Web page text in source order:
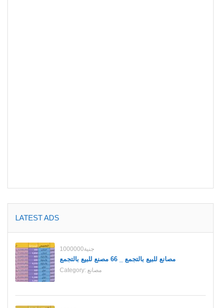
LATEST ADS
1000000جنية
مصانع للبيع بالتجمع _ 66 مصنع للبيع بالتجمع
Category: مصانع